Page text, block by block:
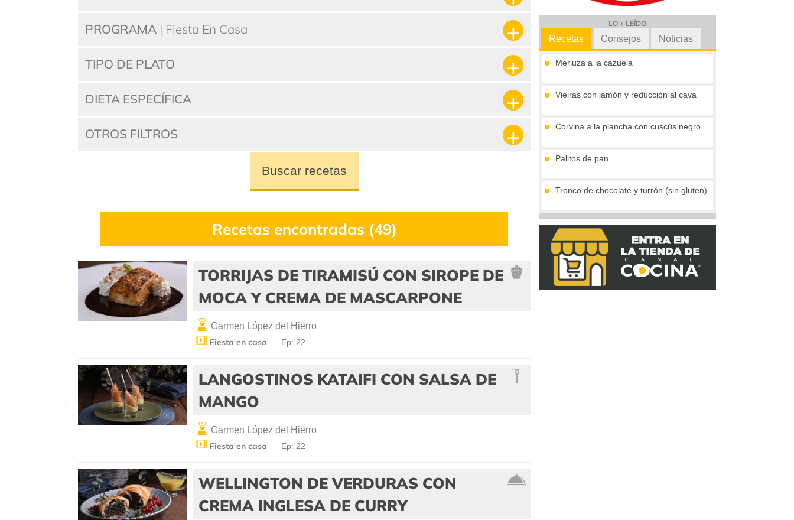
PROGRAMA | Fiesta En Casa
TIPO DE PLATO
DIETA ESPECÍFICA
OTROS FILTROS
Buscar recetas
Recetas encontradas (49)
TORRIJAS DE TIRAMISÚ CON SIROPE DE
MOCA Y CREMA DE MASCARPONE
Carmen López del Hierro
Fiesta en casa Ep: 22
LANGOSTINOS KATAIFI CON SALSA DE
MANGO
Carmen López del Hierro
Fiesta en casa Ep: 22
WELLINGTON DE VERDURAS CON
CREMA INGLESA DE CURRY
LO + LEÍDO
Recetas
Merluza a la cazuela
Vieiras con jamón y reducción al cava
Corvina a la plancha con cuscús negro
Palitos de pan
Tronco de chocolate y turrón (sin gluten)
Compota de mango
Consejos Noticias